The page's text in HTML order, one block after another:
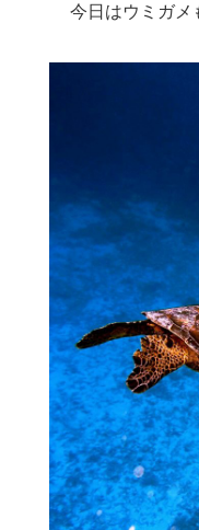
今日はウミガメ